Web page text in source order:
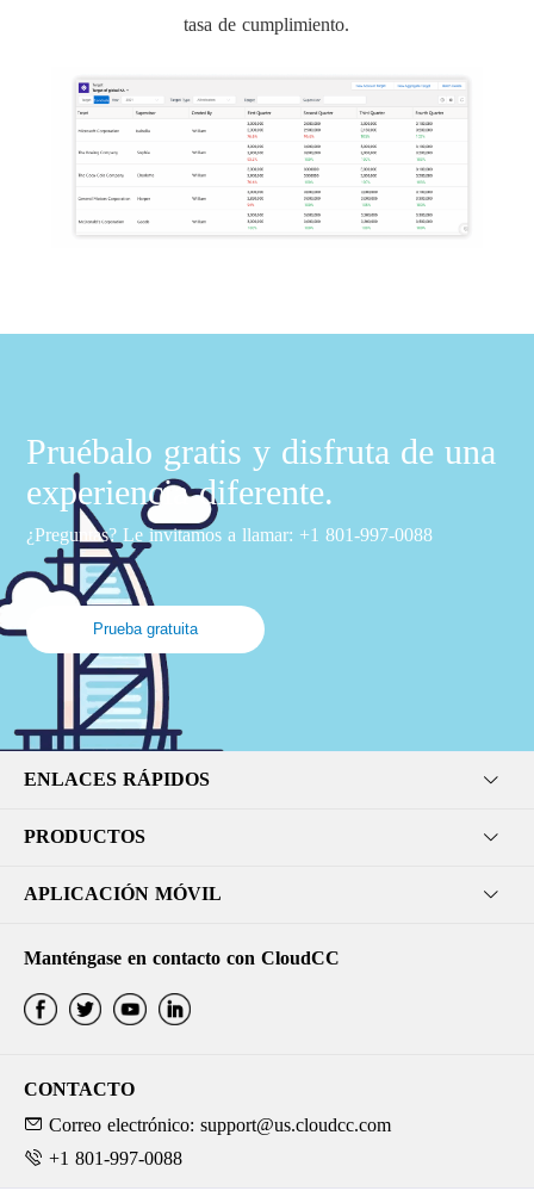
tasa de cumplimiento.
Pruébalo gratis y disfruta de una
experiencia diferente.
¿Preguntas? Le invitamos a llamar: +1 801-997-0088
Prueba gratuita
ENLACES RÁPIDOS
PRODUCTOS
APLICACIÓN MÓVIL
Manténgase en contacto con CloudCC
CONTACTO
Correo electrónico: support@us.cloudcc.com
+1 801-997-0088